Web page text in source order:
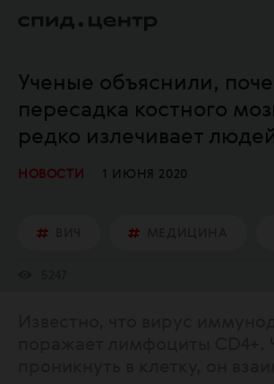
Ученые объяснили,
пересадка костного
редко излечивает
НОВОСТИ 1 ИЮНЯ 2020